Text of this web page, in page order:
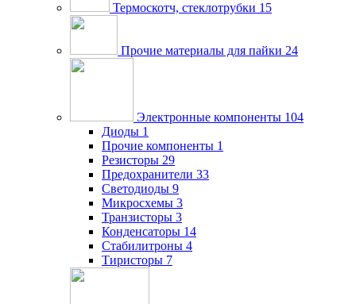
Термоскотч, стеклотрубки 15
Прочие материалы для пайки 24
Электронные компоненты 104
Диоды 1
Прочие компоненты 1
Резисторы 29
Предохранители 33
Светодиоды 9
Микросхемы 3
Транзисторы 3
Конденсаторы 14
Стабилитроны 4
Тиристоры 7